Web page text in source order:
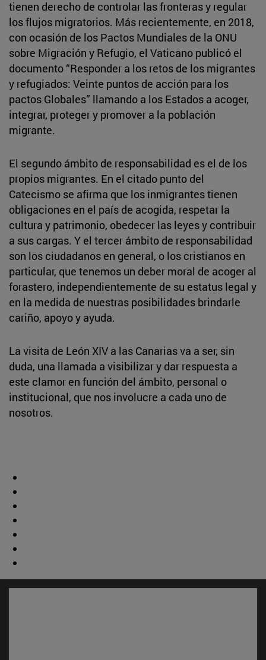
tienen derecho de controlar las fronteras y regular
los flujos migratorios. Más recientemente, en 2018,
con ocasión de los Pactos Mundiales de la ONU
sobre Migración y Refugio, el Vaticano publicó el
documento “Responder a los retos de los migrantes
y refugiados: Veinte puntos de acción para los
pactos Globales” llamando a los Estados a acoger,
integrar, proteger y promover a la población
migrante.
El segundo ámbito de responsabilidad es el de los
propios migrantes. En el citado punto del
Catecismo se afirma que los inmigrantes tienen
obligaciones en el país de acogida, respetar la
cultura y patrimonio, obedecer las leyes y contribuir
a sus cargas. Y el tercer ámbito de responsabilidad
son los ciudadanos en general, o los cristianos en
particular, que tenemos un deber moral de acoger al
forastero, independientemente de su estatus legal y
en la medida de nuestras posibilidades brindarle
cariño, apoyo y ayuda.
La visita de León XIV a las Canarias va a ser, sin
duda, una llamada a visibilizar y dar respuesta a
este clamor en función del ámbito, personal o
institucional, que nos involucre a cada uno de
nosotros.